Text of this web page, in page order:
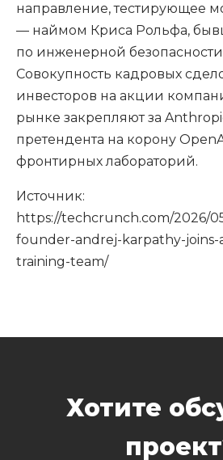
направление, тестирующее
— наймом Криса Рольфа,
по инженерной
Совокупность кадровых
инвесторов на акции
рынке закрепляют за
претендента на корону
фронтирных лабораторий.
Источник:
https://techcrunch.com/2026/
founder-andrej-karpathy-joins-
training-team/
Хотите